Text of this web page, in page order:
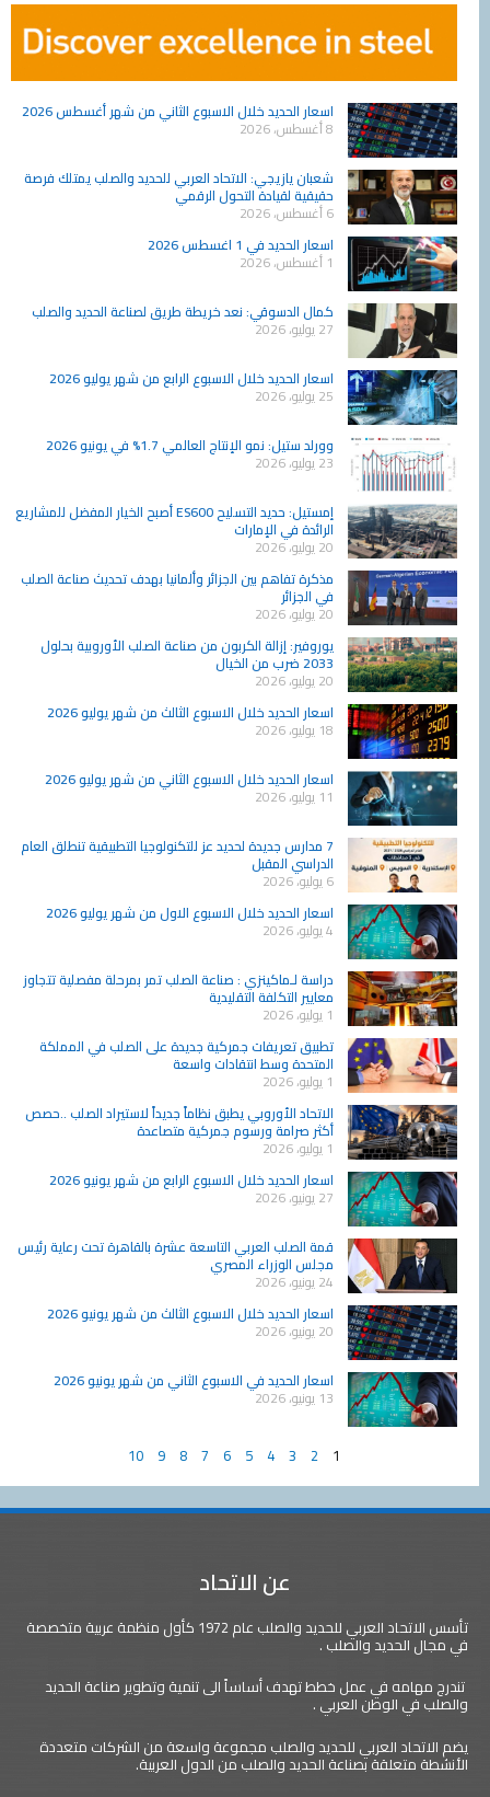
اسعار الحديد خلال الاسبوع الثاني من شهر أغسطس 2026
شعبان يازيجي: الاتحاد العربي للحديد والصلب يمتلك فرصة
حقيقية لقيادة التحول الرقمي
اسعار الحديد في 1 اغسطس 2026
كمال الدسوقي: نعد خريطة طريق لصناعة الحديد والصلب
27 يوليو، 2026
اسعار الحديد خلال الاسبوع الرابع من شهر يوليو 2026
25 يوليو، 2026
وورلد ستيل: نمو الإنتاج العالمي 1.7% في يونيو 2026
23 يوليو، 2026
إمستيل: حديد التسليح ES600 أصبح الخيار المفضل للمشاريع
الرائدة في الإمارات
20 يوليو، 2026
مذكرة تفاهم بين الجزائر وألمانيا بهدف تحديث صناعة الصلب
في الجزائر
20 يوليو، 2026
يوروفير: إزالة الكربون من صناعة الصلب الأوروبية بحلول
2033 ضرب من الخيال
20 يوليو، 2026
اسعار الحديد خلال الاسبوع الثالث من شهر يوليو 2026
18 يوليو، 2026
اسعار الحديد خلال الاسبوع الثاني من شهر يوليو 2026
11 يوليو، 2026
7 مدارس جديدة لحديد عز للتكنولوجيا التطبيقية تنطلق العام
الدراسي المقبل
اسعار الحديد خلال الاسبوع الاول من شهر يوليو 2026
دراسة لـماكينزي : صناعة الصلب تمر بمرحلة مفصلية تتجاوز
معايير التكلفة التقليدية
تطبيق تعريفات جمركية جديدة على الصلب في المملكة
المتحدة وسط انتقادات واسعة
الاتحاد الأوروبي يطبق نظاماً جديداً لاستيراد الصلب ..حصص
أكثر صرامة ورسوم جمركية متصاعدة
اسعار الحديد خلال الاسبوع الرابع من شهر يونيو 2026
27 يونيو، 2026
قمة الصلب العربي التاسعة عشرة بالقاهرة تحت رعاية رئيس
مجلس الوزراء المصري
24 يونيو، 2026
اسعار الحديد خلال الاسبوع الثالث من شهر يونيو 2026
20 يونيو، 2026
اسعار الحديد في الاسبوع الثاني من شهر يونيو 2026
13 يونيو، 2026
Page
Page
Page
Page
Page
Page
Page
Page
Page
Page
10
عن الاتحاد
تأسس الاتحاد العربي للحديد والصلب عام 1972 كأول منظمة عربية متخصصة
في مجال الحديد والصلب .
تندرج مهامه في عمل خطط تهدف أساساً الى تنمية وتطوير صناعة الحديد
والصلب في الوطن العربي .
يضم الاتحاد العربي للحديد والصلب مجموعة واسعة من الشركات متعددة
الأنشطة متعلقة بصناعة الحديد والصلب من الدول العربية.